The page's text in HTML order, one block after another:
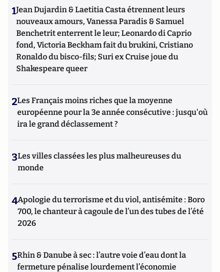
1Jean Dujardin & Laetitia Casta étrennent leurs
nouveaux amours, Vanessa Paradis & Samuel
Benchetrit enterrent le leur; Leonardo di Caprio
fond, Victoria Beckham fait du brukini, Cristiano
Ronaldo du bisco-fils; Suri ex Cruise joue du
Shakespeare queer
2Les Français moins riches que la moyenne
européenne pour la 3e année consécutive : jusqu'où
ira le grand déclassement ?
3Les villes classées les plus malheureuses du
monde
4Apologie du terrorisme et du viol, antisémite : Boro
700, le chanteur à cagoule de l’un des tubes de l’été
2026
5Rhin & Danube à sec : l’autre voie d’eau dont la
fermeture pénalise lourdement l’économie